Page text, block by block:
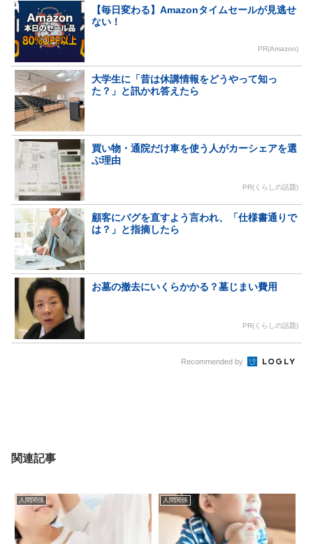
【毎日変わる】Amazonタイムセールが見逃せ
ない！
PR(Amazon)
大学生に「昔は休講情報をどうやって知っ
た？」と訊かれ答えたら
買い物・通院だけ車を使う人がカーシェアを選
ぶ理由
PR(くらしの話題)
顧客にバグを直すよう言われ、「仕様書通りで
は？」と指摘したら
お墓の撤去にいくらかかる？墓じまい費用
PR(くらしの話題)
Recommended by
関連記事
人間関係 人間関係